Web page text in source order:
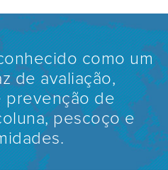
como um
de avaliação,
prevenção de
pescoço e